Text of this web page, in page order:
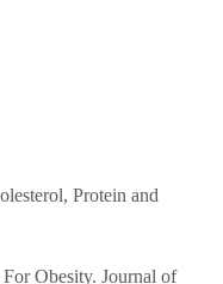
Protein and
Obesity. Journal of